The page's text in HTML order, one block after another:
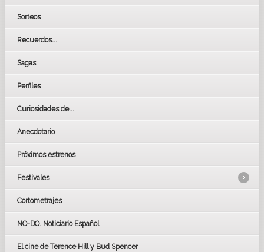
Sorteos
Recuerdos...
Sagas
Perfiles
Curiosidades de...
Anecdotario
Próximos estrenos
Festivales
LOS OSCARS
GOYAS
BAFTA
Cortometrajes
NO-DO. Noticiario Español
El cine de Terence Hill y Bud Spencer